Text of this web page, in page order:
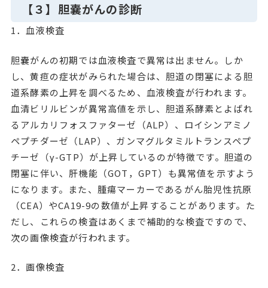
【３】胆嚢がんの診断
1．血液検査
胆嚢がんの初期では血液検査で異常は出ません。しか
し、黄疸の症状がみられた場合は、胆道の閉塞による胆
道系酵素の上昇を調べるため、血液検査が行われます。
血清ビリルビンが異常高値を示し、胆道系酵素とよばれ
るアルカリフォスファターゼ（ALP）、ロイシンアミノ
ペプチダーゼ（LAP）、ガンマグルタミルトランスペプ
チーゼ（γ-GTP）が上昇しているのが特徴です。胆道の
閉塞に伴い、肝機能（GOT，GPT）も異常値を示すよう
になります。また、腫瘍マーカーであるがん胎児性抗原
（CEA）やCA19-9の数値が上昇することがあります。た
だし、これらの検査はあくまで補助的な検査ですので、
次の画像検査が行われます。
2．画像検査